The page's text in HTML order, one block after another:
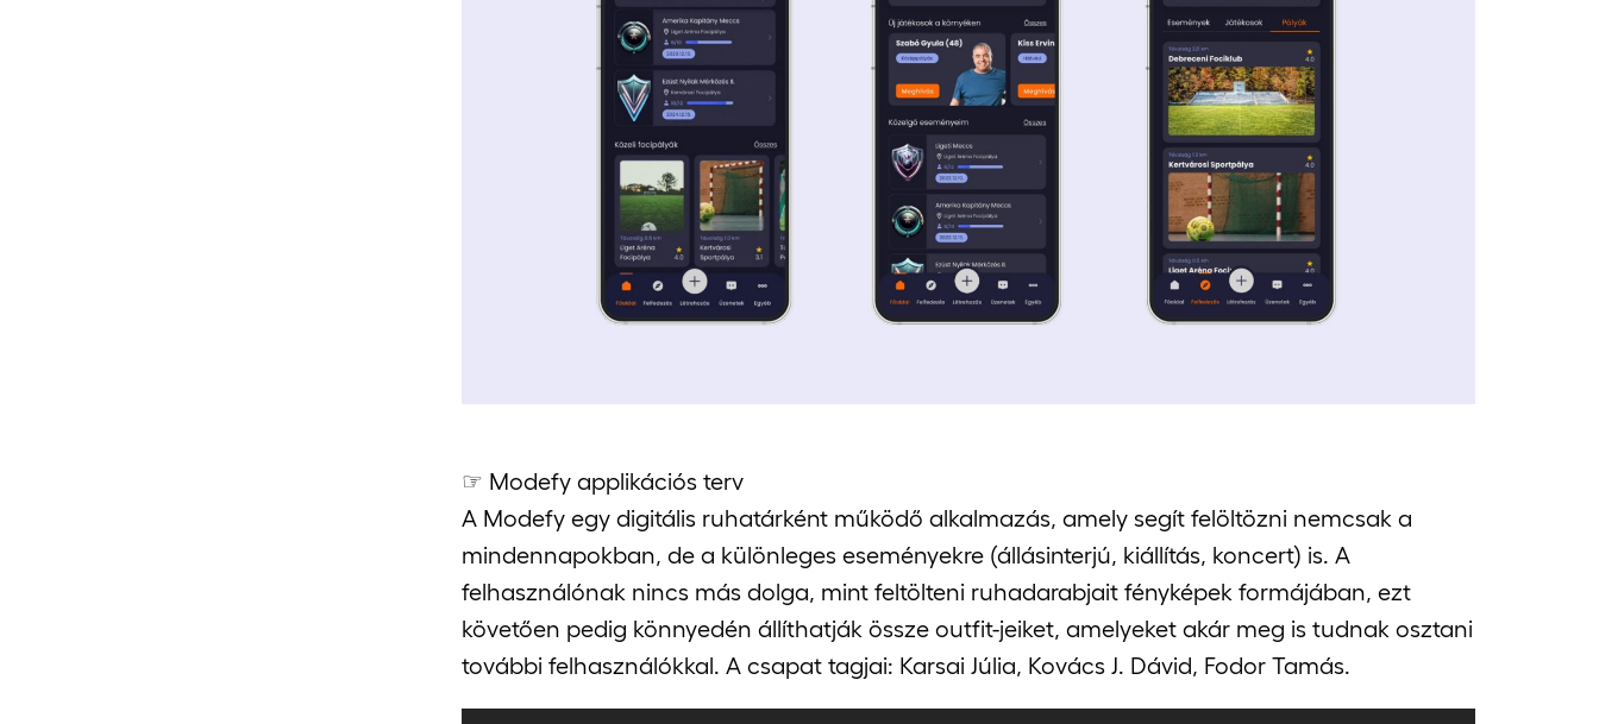
☞ Modefy applikációs terv
A Modefy egy digitális ruhatárként működő alkalmazás, amely segít felöltözni nemcsak a
mindennapokban, de a különleges eseményekre (állásinterjú, kiállítás, koncert) is. A
felhasználónak nincs más dolga, mint feltölteni ruhadarabjait fényképek formájában, ezt
követően pedig könnyedén állíthatják össze outfit-jeiket, amelyeket akár meg is tudnak osztani
további felhasználókkal. A csapat tagjai: Karsai Júlia, Kovács J. Dávid, Fodor Tamás.